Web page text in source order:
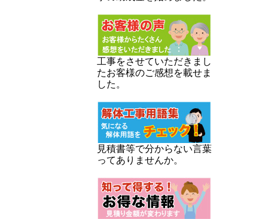
工事をさせていただきまし
たお客様のご感想を載せま
した。
見積書等で分からない言葉
ってありませんか。